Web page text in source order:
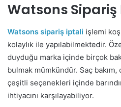
Watsons
Watsons sipariş iptali işlemi
kolaylık ile yapılabilmektedir.
duyduğu marka içinde birçok
bulmak mümkündür. Saç bakım,
çeşitli seçenekleri içinde
ihtiyacını karşılayabiliyor.